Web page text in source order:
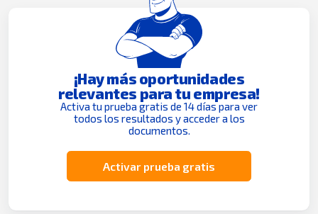
¡Hay más oportunidades
relevantes para tu empresa!
Activa tu prueba gratis de 14 días para ver
todos los resultados y acceder a los
documentos.
Activar prueba gratis